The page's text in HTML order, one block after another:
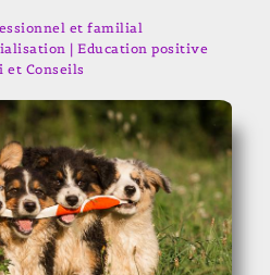
et familial
| Education positive
et Conseils